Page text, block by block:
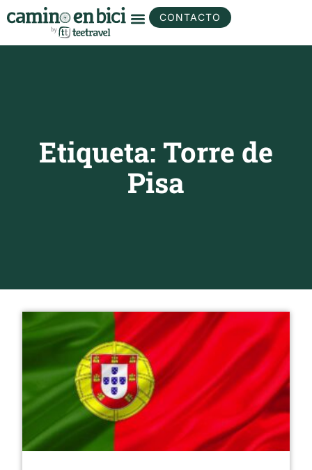
CONTACTO
Etiqueta: Torre de
Pisa